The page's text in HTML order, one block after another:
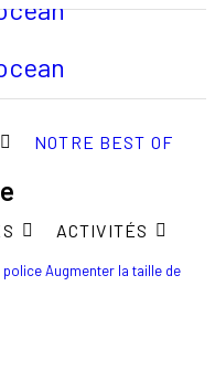
NOTRE BEST OF
ACTIVITÉS
policeAugmenter la taille de